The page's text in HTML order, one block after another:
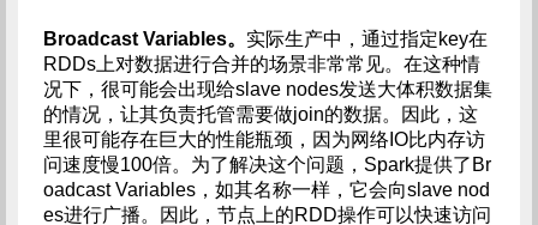
Broadcast Variables。 实际生产中，通过指定key在
RDDs上对数据进行合并的场景非常常见。在这种情
况下，很可能会出现给slave nodes发送大体积数据集
的情况，让其负责托管需要做join的数据。因此，这
里很可能存在巨大的性能瓶颈，因为网络IO比内存访
问速度慢100倍。为了解决这个问题，Spark提供了Br
oadcast Variables，如其名称一样，它会向slave nod
es进行广播。因此，节点上的RDD操作可以快速访问